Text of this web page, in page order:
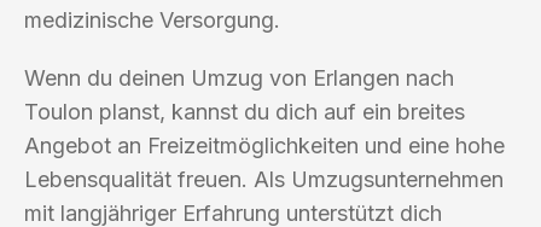
medizinische Versorgung.
Wenn du deinen Umzug von Erlangen nach
Toulon planst, kannst du dich auf ein breites
Angebot an Freizeitmöglichkeiten und eine hohe
Lebensqualität freuen. Als Umzugsunternehmen
mit langjähriger Erfahrung unterstützt dich